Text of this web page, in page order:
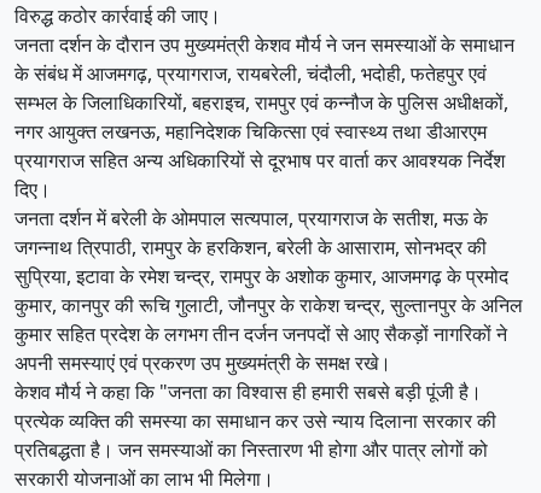
विरुद्ध कठोर कार्रवाई की जाए।
जनता दर्शन के दौरान उप मुख्यमंत्री केशव मौर्य ने जन समस्याओं के समाधान
के संबंध में आजमगढ़, प्रयागराज, रायबरेली, चंदौली, भदोही, फतेहपुर एवं
सम्भल के जिलाधिकारियों, बहराइच, रामपुर एवं कन्नौज के पुलिस अधीक्षकों,
नगर आयुक्त लखनऊ, महानिदेशक चिकित्सा एवं स्वास्थ्य तथा डीआरएम
प्रयागराज सहित अन्य अधिकारियों से दूरभाष पर वार्ता कर आवश्यक निर्देश
दिए।
जनता दर्शन में बरेली के ओमपाल सत्यपाल, प्रयागराज के सतीश, मऊ के
जगन्नाथ त्रिपाठी, रामपुर के हरकिशन, बरेली के आसाराम, सोनभद्र की
सुप्रिया, इटावा के रमेश चन्द्र, रामपुर के अशोक कुमार, आजमगढ़ के प्रमोद
कुमार, कानपुर की रूचि गुलाटी, जौनपुर के राकेश चन्द्र, सुल्तानपुर के अनिल
कुमार सहित प्रदेश के लगभग तीन दर्जन जनपदों से आए सैकड़ों नागरिकों ने
अपनी समस्याएं एवं प्रकरण उप मुख्यमंत्री के समक्ष रखे।
केशव मौर्य ने कहा कि "जनता का विश्वास ही हमारी सबसे बड़ी पूंजी है।
प्रत्येक व्यक्ति की समस्या का समाधान कर उसे न्याय दिलाना सरकार की
प्रतिबद्धता है। जन समस्याओं का निस्तारण भी होगा और पात्र लोगों को
सरकारी योजनाओं का लाभ भी मिलेगा।